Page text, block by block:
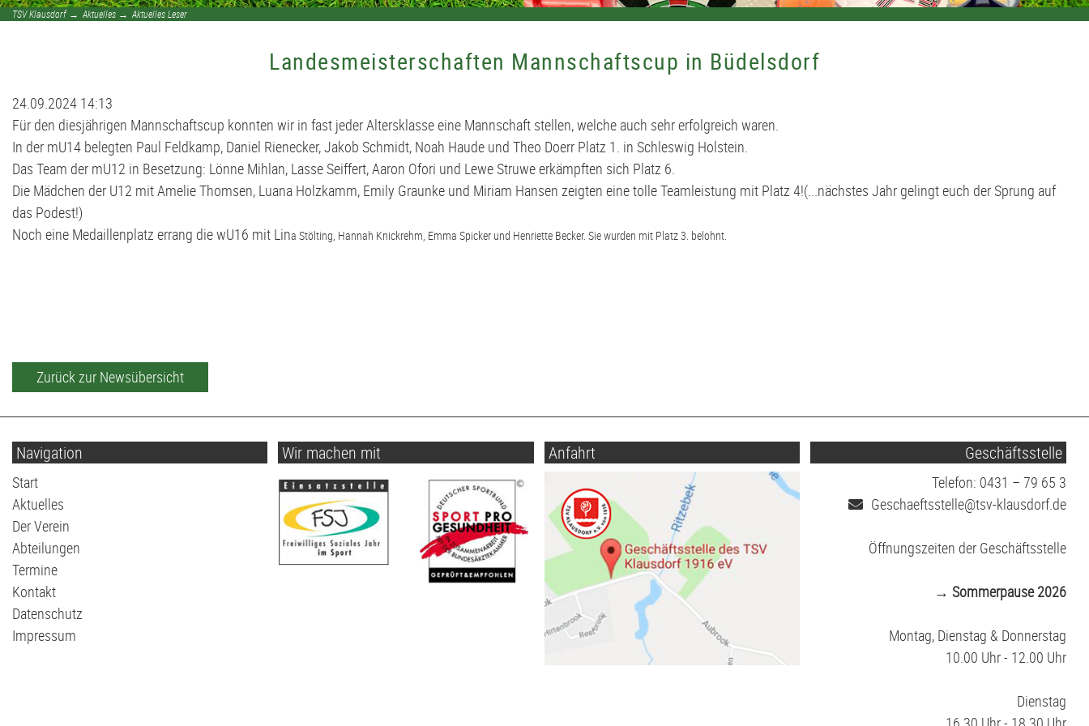
TSV Klausdorf→ Aktuelles → Aktuelles Leser
Landesmeisterschaften Mannschaftscup in Büdelsdorf
24.09.2024 14:13
Für den diesjährigen Mannschaftscup konnten wir in fast jeder Altersklasse eine Mannschaft stellen, welche auch sehr erfolgreich waren.
In der mU14 belegten Paul Feldkamp, Daniel Rienecker, Jakob Schmidt, Noah Haude und Theo Doerr Platz 1. in Schleswig Holstein.
Das Team der mU12 in Besetzung: Lönne Mihlan, Lasse Seiffert, Aaron Ofori und Lewe Struwe erkämpften sich Platz 6.
Die Mädchen der U12 mit Amelie Thomsen, Luana Holzkamm, Emily Graunke und Miriam Hansen zeigten eine tolle Teamleistung mit Platz 4!(...nächstes Jahr gelingt euch der Sprung auf
das Podest!)
Noch eine Medaillenplatz errang die wU16 mit Lina Stölting, Hannah Knickrehm, Emma Spicker und Henriette Becker. Sie wurden mit Platz 3. belohnt.
Zurück zur Newsübersicht
Navigation
Navigation
überspringen
Start
Aktuelles
Der Verein
Abteilungen
Termine
Kontakt
Datenschutz
Impressum
Wir machen mit Anfahrt Geschäftsstelle
Telefon: 0431 – 79 65 3
Geschaeftsstelle@tsv-klausdorf.de
Öffnungszeiten der Geschäftsstelle
→ Sommerpause 2026
Montag, Dienstag & Donnerstag
10.00 Uhr - 12.00 Uhr
Dienstag
Judo
Kids Club
Kursanmeldung | Kids Club
Leichtathletik
Schützen
Volleyball
Stammtisch
Fussball Bericht Archiv
D2-Jugend - TSV Klausdorf II U12
E1-Jugend - TSV Klausdorf U11
E2-Jugend - TSV Klausdorf II U10
E3-Jugend - TSV Klausdorf III U10
F1-Jugend - TSV Klausdorf U9
G2-Jugend - TSV Klausdorf U6